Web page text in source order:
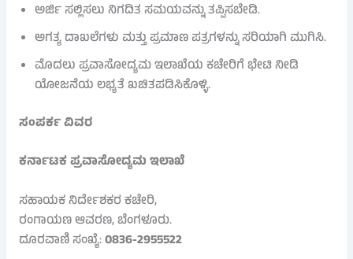
ಅರ್ಜಿ ಸಲ್ಲಿಸಲು ನಿಗದಿತ ಸಮಯವನ್ನು ತಪ್ಪಿಸಬೇಡಿ.
ಅಗತ್ಯ ದಾಖಲೆಗಳು ಮತ್ತು ಪ್ರಮಾಣ ಪತ್ರಗಳನ್ನು ಸರಿಯಾಗಿ ಮುಗಿಸಿ.
ಮೊದಲು ಪ್ರವಾಸೋದ್ಯಮ ಇಲಾಖೆಯ ಕಚೇರಿಗೆ ಭೇಟಿ ನೀಡಿ
ಯೋಜನೆಯ ಲಭ್ಯತೆ ಖಚಿತಪಡಿಸಿಕೊಳ್ಳಿ.
ಸಂಪರ್ಕ ವಿವರ
ಕರ್ನಾಟಕ ಪ್ರವಾಸೋದ್ಯಮ ಇಲಾಖೆ
ಸಹಾಯಕ ನಿರ್ದೇಶಕರ ಕಚೇರಿ,
ರಂಗಾಯಣ ಆವರಣ, ಬೆಂಗಳೂರು.
ದೂರವಾಣಿ ಸಂಖ್ಯೆ:0836-2955522